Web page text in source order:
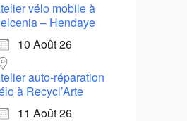
vélo mobile à
– Hendaye
10 Août 26
auto-réparation
à Recycl’Arte
11 Août 26